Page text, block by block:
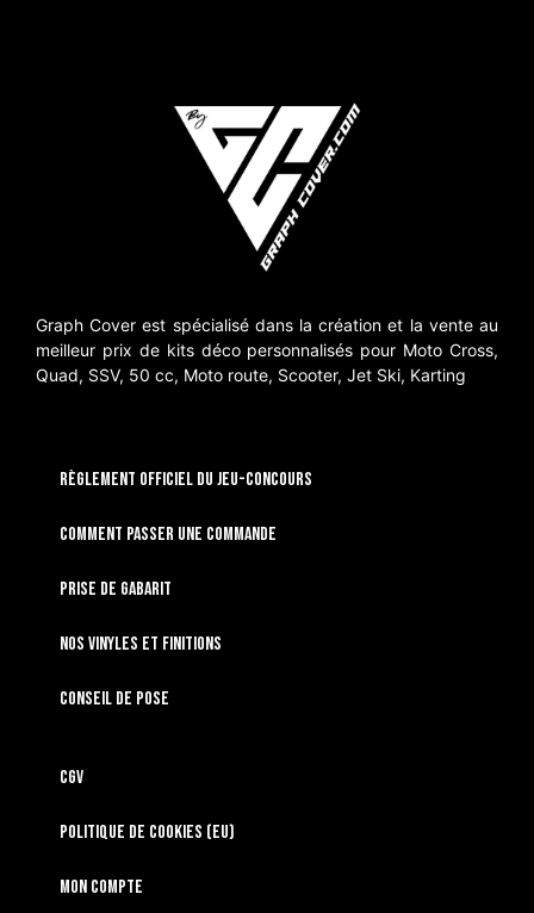
Graph Cover est spécialisé dans la création et la vente au
meilleur prix de kits déco personnalisés pour Moto Cross,
Quad, SSV, 50 cc, Moto route, Scooter, Jet Ski, Karting
RÈGLEMENT OFFICIEL DU JEU-CONCOURS
Comment passer une commande
Prise de gabarit
Nos vinyles et finitions
Conseil de pose
CGV
Politique de cookies (EU)
Mon compte